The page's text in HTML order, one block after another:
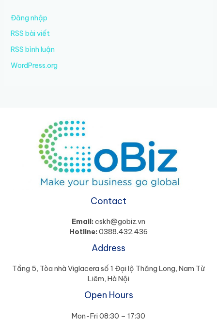
Đăng nhập
RSS bài viết
RSS bình luận
WordPress.org
Contact
Email:cskh@gobiz.vn
Hotline:0388.432.436
Address
Tầng 5, Tòa nhà Viglacera số 1 Đại lộ Thăng Long, Nam Từ
Liêm, Hà Nội
Open Hours
Mon-Fri 08:30 – 17:30